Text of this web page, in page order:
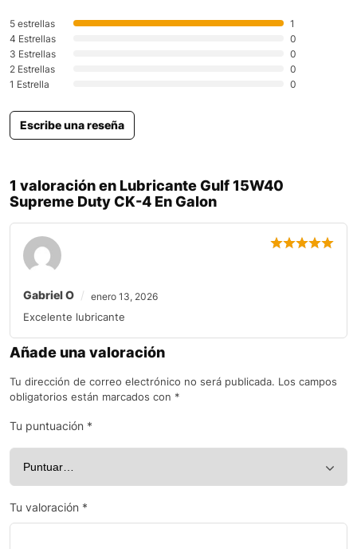
5 estrellas
1
4 Estrellas
0
3 Estrellas
0
2 Estrellas
0
1 Estrella
0
Escribe una reseña
1 valoración en Lubricante Gulf 15W40
Supreme Duty CK-4 En Galon
Gabriel O enero 13, 2026
Excelente lubricante
Añade una valoración
Tu dirección de correo electrónico no será publicada. Los campos
obligatorios están marcados con *
Tu puntuación *
Tu valoración *